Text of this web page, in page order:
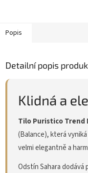
Popis
Detailní popis
Klidná a
Tilo Puristico Trend
(Balance), která
velmi elegantně a
Odstín Sahara